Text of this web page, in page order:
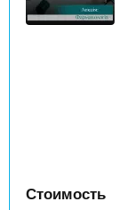
Стоимость